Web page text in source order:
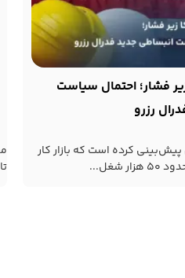
زیر فشار؛ احتمال سیاست
رزرو
کرده است که بازار کار
شغل...